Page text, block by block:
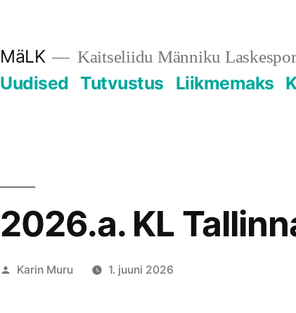
MäLK Kaitseliidu Männiku
Uudised Tutvustus Liikmemaks
2026.a. KL
Posted
Karin Muru 1. juuni 2026